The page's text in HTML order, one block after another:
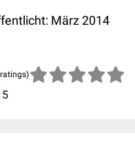
März 2014